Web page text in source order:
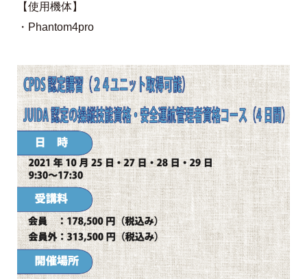
【使用機体】
・Phantom4pro